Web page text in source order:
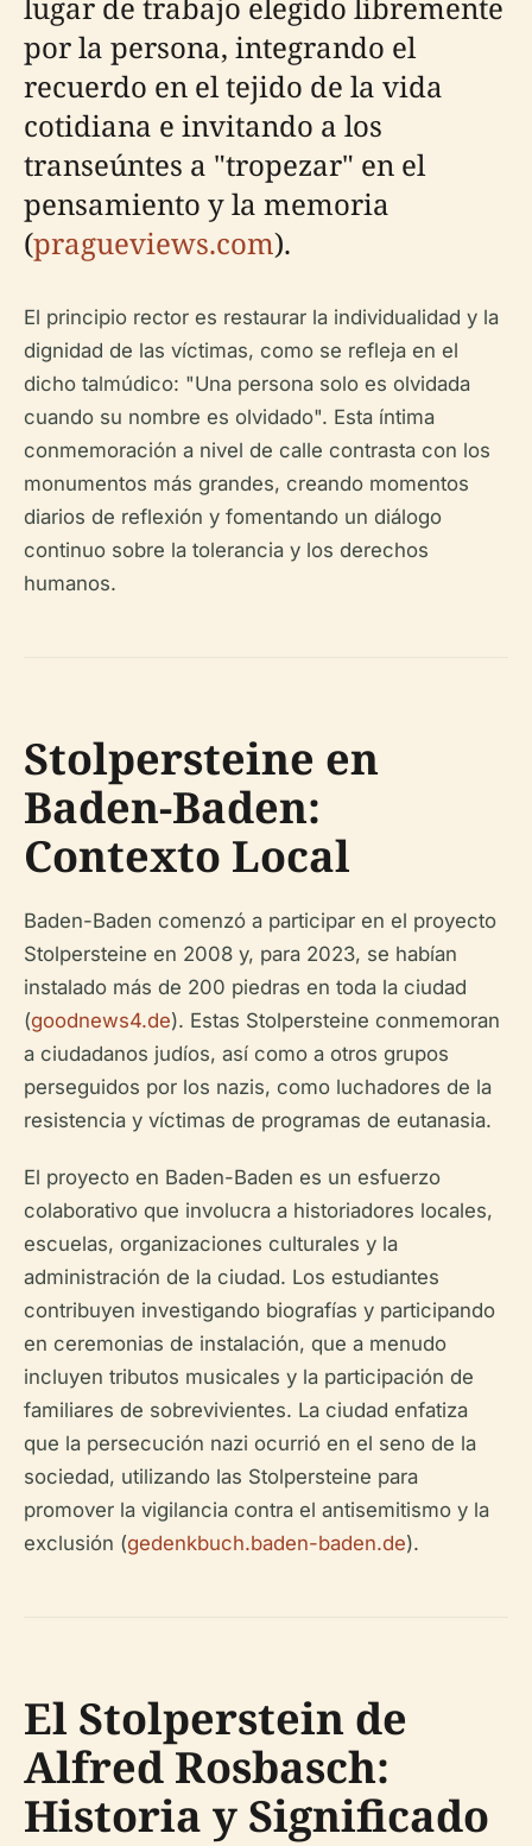
por la persona, integrando el
recuerdo en el tejido de la vida
cotidiana e invitando a los
transeúntes a "tropezar" en el
pensamiento y la memoria
(pragueviews.com).
El principio rector es restaurar la individualidad y la
dignidad de las víctimas, como se refleja en el
dicho talmúdico: "Una persona solo es olvidada
cuando su nombre es olvidado". Esta íntima
conmemoración a nivel de calle contrasta con los
monumentos más grandes, creando momentos
diarios de reflexión y fomentando un diálogo
continuo sobre la tolerancia y los derechos
humanos.
Stolpersteine en
Baden-Baden:
Contexto Local
Baden-Baden comenzó a participar en el proyecto
Stolpersteine en 2008 y, para 2023, se habían
instalado más de 200 piedras en toda la ciudad
(goodnews4.de). Estas Stolpersteine conmemoran
a ciudadanos judíos, así como a otros grupos
perseguidos por los nazis, como luchadores de la
resistencia y víctimas de programas de eutanasia.
El proyecto en Baden-Baden es un esfuerzo
colaborativo que involucra a historiadores locales,
escuelas, organizaciones culturales y la
administración de la ciudad. Los estudiantes
contribuyen investigando biografías y participando
en ceremonias de instalación, que a menudo
incluyen tributos musicales y la participación de
familiares de sobrevivientes. La ciudad enfatiza
que la persecución nazi ocurrió en el seno de la
sociedad, utilizando las Stolpersteine para
promover la vigilancia contra el antisemitismo y la
exclusión (gedenkbuch.baden-baden.de).
El Stolperstein de
Alfred Rosbasch:
Historia y Significado